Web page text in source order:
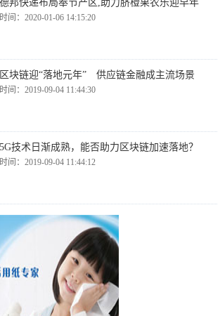
德邦快递布局奉节产区,助力脐橙果农乐迎早年
时间：2020-01-06 14:15:20
区块链迎“落地元年” 供应链金融成主流场景
时间：2019-09-04 11:44:30
5G技术日渐成熟，能否助力区块链加速落地？
时间：2019-09-04 11:44:12